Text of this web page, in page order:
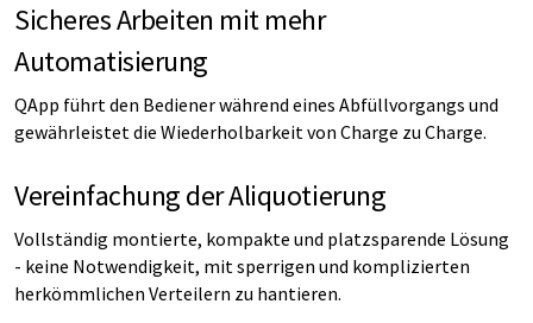
Sicheres Arbeiten mit mehr
Automatisierung
QApp führt den Bediener während eines Abfüllvorgangs und
gewährleistet die Wiederholbarkeit von Charge zu Charge.
Vereinfachung der Aliquotierung
Vollständig montierte, kompakte und platzsparende Lösung
- keine Notwendigkeit, mit sperrigen und komplizierten
herkömmlichen Verteilern zu hantieren.